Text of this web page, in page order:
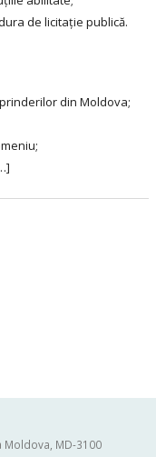
de licitație publică.
din Moldova;
Moldova, MD-3100